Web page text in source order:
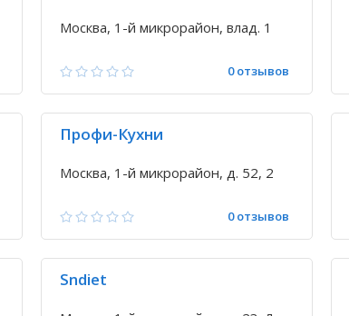
Москва, 1-й микрорайон, влад. 1
0 отзывов
Профи-Кухни
Москва, 1-й микрорайон, д. 52, 2
0 отзывов
Sndiet